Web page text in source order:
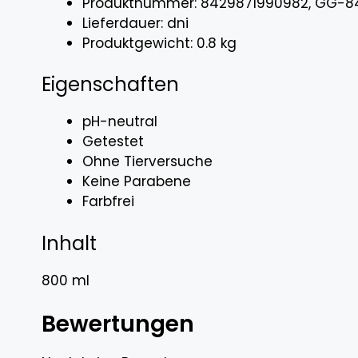
Lieferdauer: dni
Produktgewicht: 0.8 kg
Eigenschaften
pH-neutral
Getestet
Ohne Tierversuche
Keine Parabene
Farbfrei
Inhalt
800 ml
Bewertungen